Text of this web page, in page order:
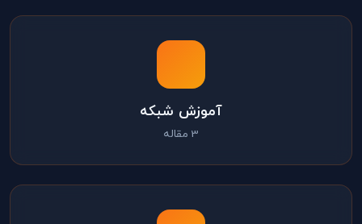
آموزش شبکه
3 مقاله